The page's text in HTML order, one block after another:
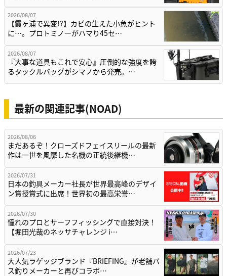
2026/08/07
【霞ヶ浦で異変!?】カビの生えた小魚がヒント
に…。プロトミノーがハマり45セ…
2026/08/07
『大事な道具もこれで安心』圧倒的な強度を誇
るタックルバッグがシマノから発売。…
最新の関連記事(NOAD)
2026/08/06
まだあるぞ！クローズドフェイスリールの最新
作は一世を風靡した名機の正統後継機…
2026/07/31
日本の釣具メーカー社長が世界最高峰のデザイ
ン賞授賞式に出席！世界初の最高栄誉…
2026/07/30
憧れのプロとサーフフィッシングで直接対決！
【堀田光哉のネッサチャレンジ i…
2026/07/23
大人気ラゲッジブランド『BRIEFING』が老舗バ
ス釣りメーカーと再びコラボ…